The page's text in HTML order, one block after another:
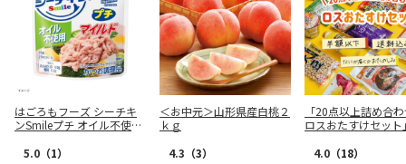
はごろもフーズ シーチキ
ンSmileプチ オイル不使用
5.0 （1）
＜お中元＞山形県産白桃２
ｋｇ
4.3 （3）
「20点以上詰め合
ロスおたすけセット
4.0 （18）